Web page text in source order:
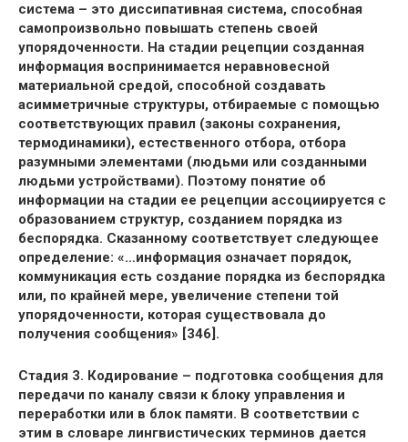
система – это диссипативная система, способная
самопроизвольно повышать степень своей
упорядоченности. На стадии рецепции созданная
информация воспринимается неравновесной
материальной средой, способной создавать
асимметричные структуры, отбираемые с помощью
соответствующих правил (законы сохранения,
термодинамики), естественного отбора, отбора
разумными элементами (людьми или созданными
людьми устройствами). Поэтому понятие об
информации на стадии ее рецепции ассоциируется с
образованием структур, созданием порядка из
беспорядка. Сказанному соответствует следующее
определение: «…информация означает порядок,
коммуникация есть создание порядка из беспорядка
или, по крайней мере, увеличение степени той
упорядоченности, которая существовала до
получения сообщения» [346].
Стадия 3. Кодирование – подготовка сообщения для
передачи по каналу связи к блоку управления и
переработки или в блок памяти. В соответствии с
этим в словаре лингвистических терминов дается